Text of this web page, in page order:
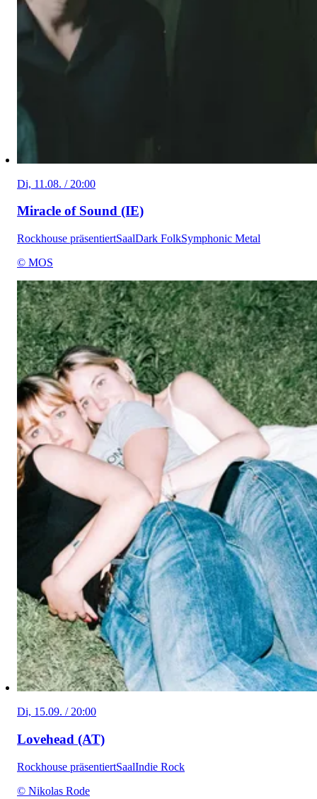
Di, 11.08. / 20:00
Miracle of Sound (IE)
Rockhouse präsentiertSaalDark FolkSymphonic Metal
© MOS
Di, 15.09. / 20:00
Lovehead (AT)
Rockhouse präsentiertSaalIndie Rock
© Nikolas Rode